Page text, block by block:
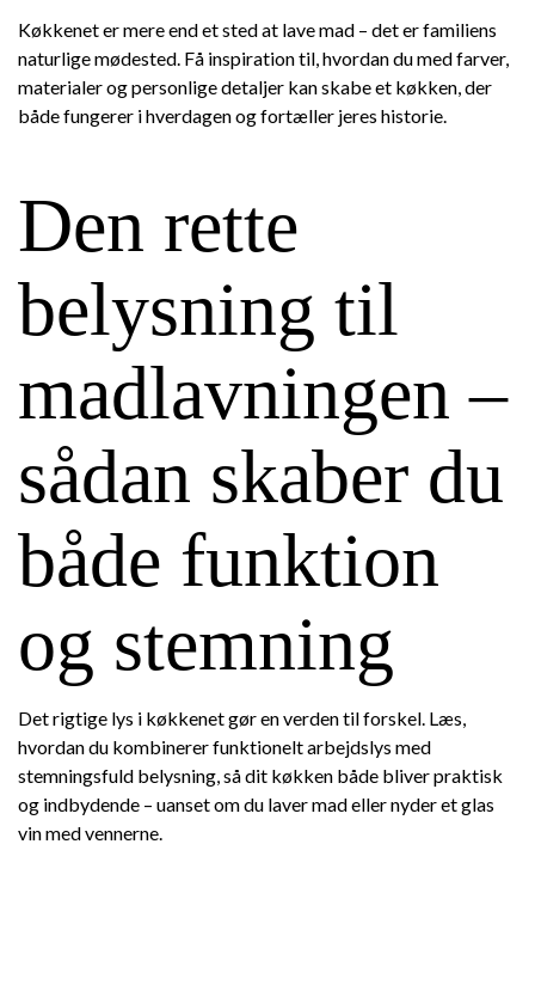
Køkkenet er mere end et sted at lave mad – det er familiens
naturlige mødested. Få inspiration til, hvordan du med farver,
materialer og personlige detaljer kan skabe et køkken, der
både fungerer i hverdagen og fortæller jeres historie.
Den rette
belysning til
madlavningen –
sådan skaber du
både funktion
og stemning
Det rigtige lys i køkkenet gør en verden til forskel. Læs,
hvordan du kombinerer funktionelt arbejdslys med
stemningsfuld belysning, så dit køkken både bliver praktisk
og indbydende – uanset om du laver mad eller nyder et glas
vin med vennerne.